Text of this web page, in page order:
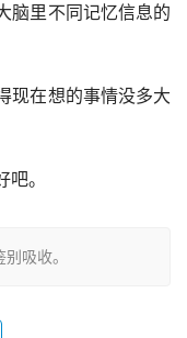
脑里不同记忆信息的
现在想的事情没多大
。
吸收。